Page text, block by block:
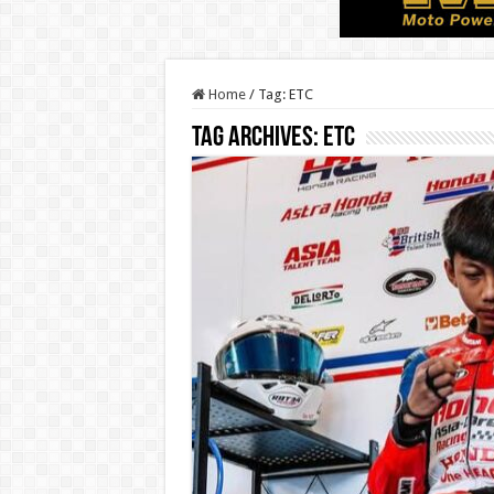
Home / Tag: ETC
Tag Archives: ETC